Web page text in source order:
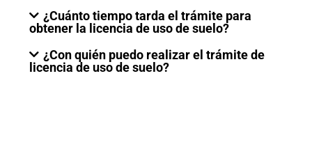
¿Cuánto tiempo tarda el trámite para
obtener la licencia de uso de suelo?
¿Con quién puedo realizar el trámite de
licencia de uso de suelo?